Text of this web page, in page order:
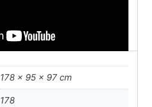
178 × 95 × 97 cm
178